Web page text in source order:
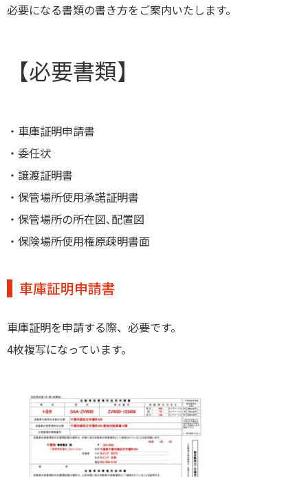
必要になる書類の書き方をご案内いたします。
【必要書類】
・車庫証明申請書
・委任状
・譲渡証明書
・保管場所使用承諾証明書
・保管場所の所在図､配置図
・保険場所使用権原疎明書面
車庫証明申請書
車庫証明を申請する際、必要です。
4枚複写になっています。